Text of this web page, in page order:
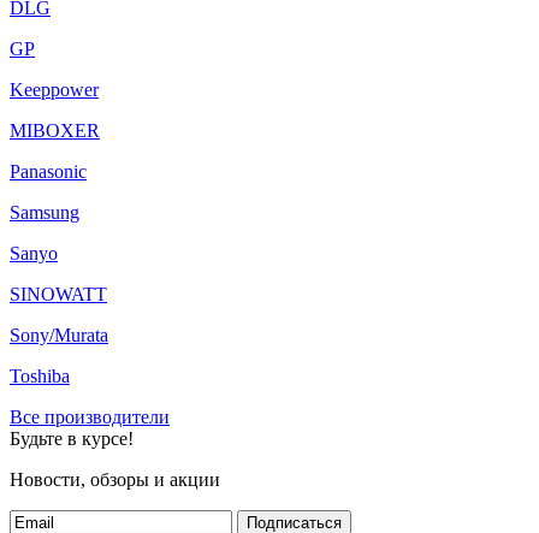
DLG
GP
Keeppower
MIBOXER
Panasonic
Samsung
Sanyo
SINOWATT
Sony/Murata
Toshiba
Все производители
Будьте в курсе!
Новости, обзоры и акции
Подписаться